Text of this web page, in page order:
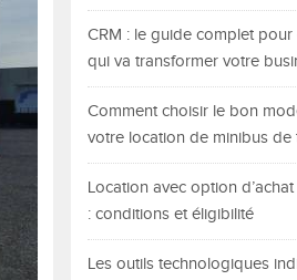
CRM : le guide complet pour
qui va transformer votre
Comment choisir le bon
votre location de minibus de
Location avec option
: conditions et éligibilité
Les outils technologiques